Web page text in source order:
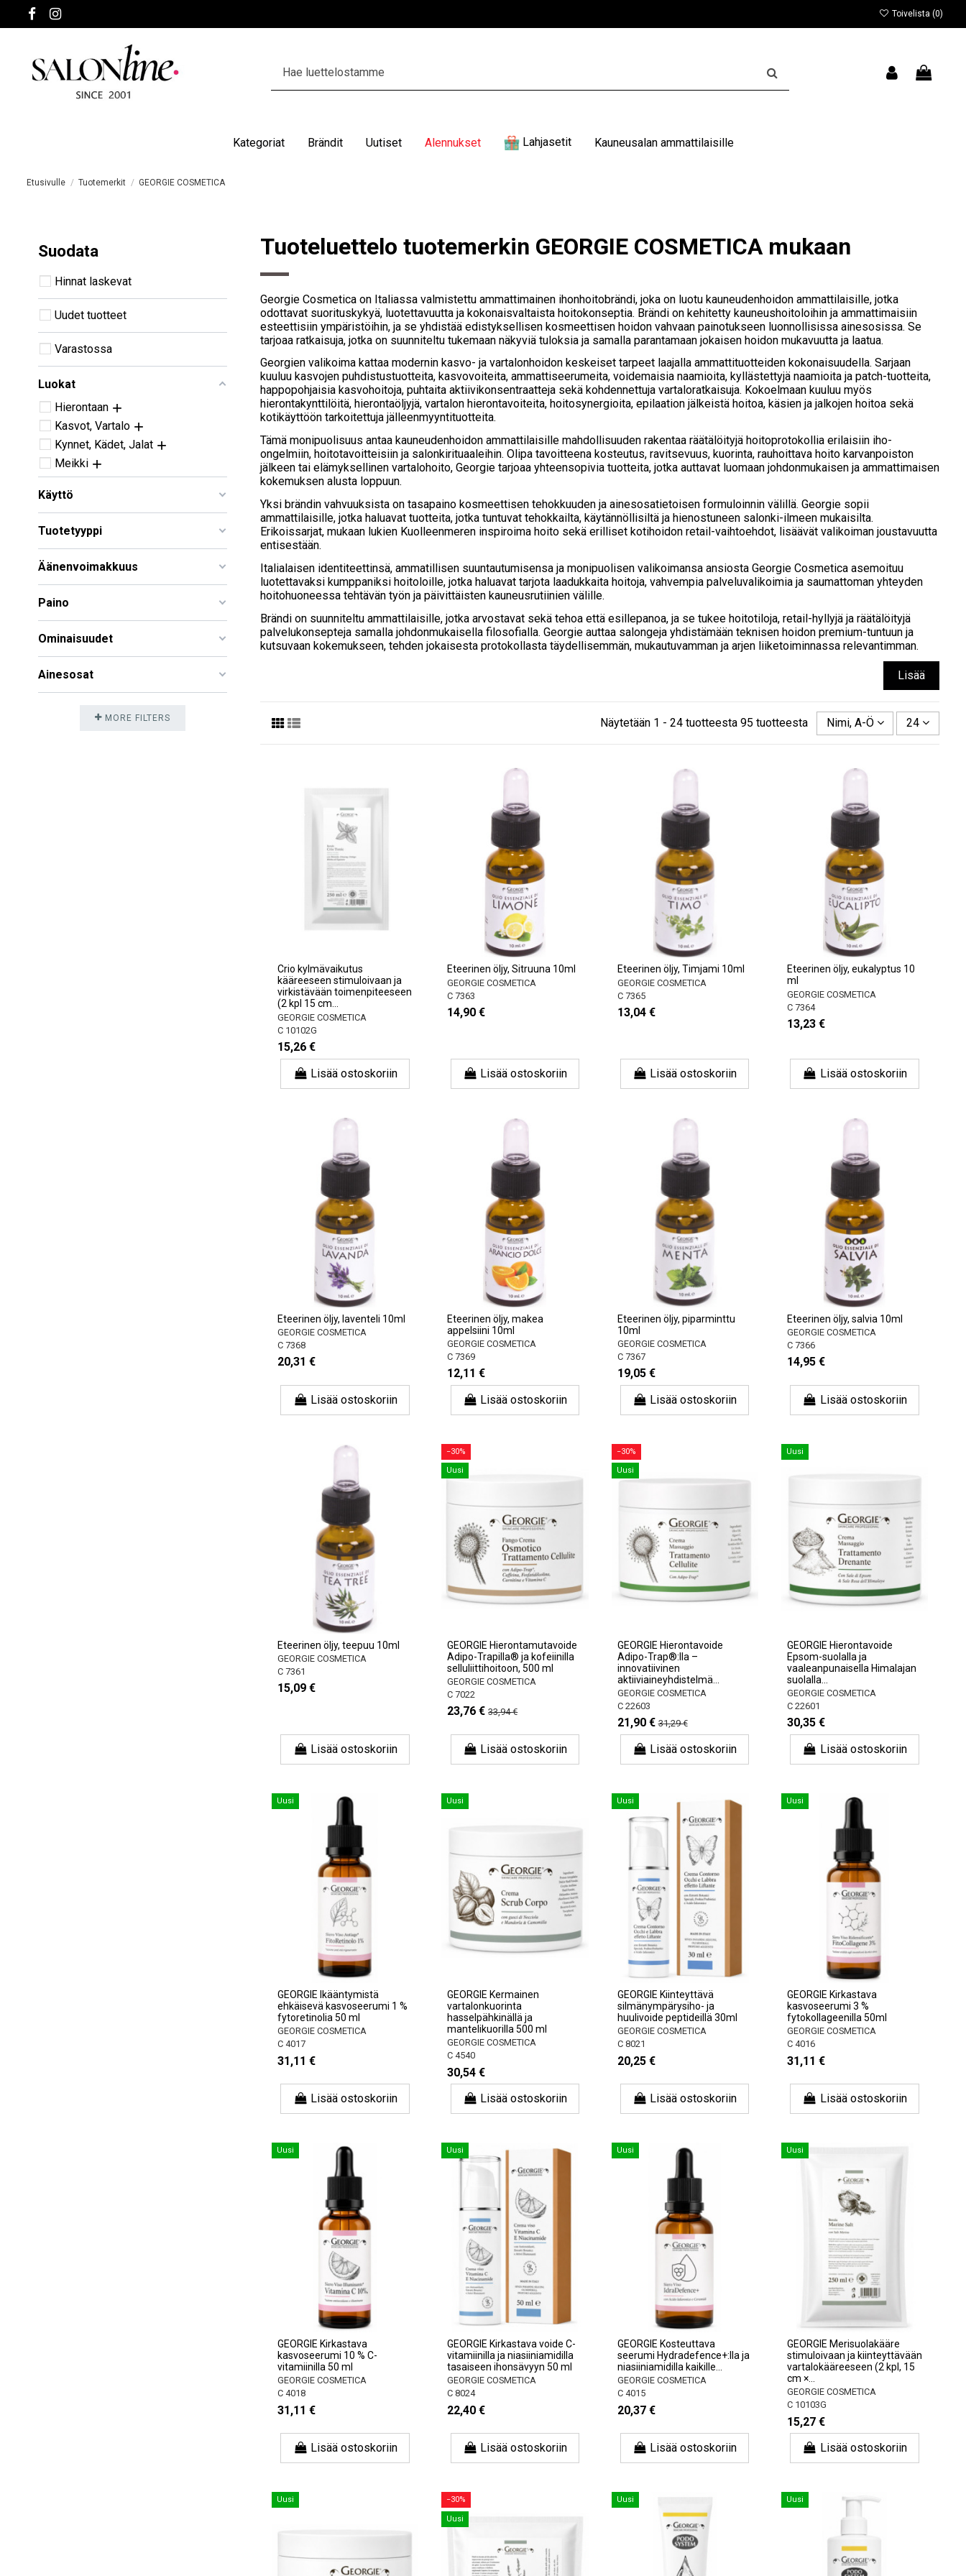
Toivelista (0)
Kategoriat Brändit Uutiset Alennukset Lahjasetit Kauneusalan ammattilaisille
Etusivulle Tuotemerkit GEORGIE COSMETICA
Tuoteluettelo tuotemerkin GEORGIE COSMETICA mukaan
Georgie Cosmetica on Italiassa valmistettu ammattimainen ihonhoitobrändi, joka on luotu kauneudenhoidon ammattilaisille, jotka
odottavat suorituskykyä, luotettavuutta ja kokonaisvaltaista hoitokonseptia. Brändi on kehitetty kauneushoitoloihin ja ammattimaisiin
esteettisiin ympäristöihin, ja se yhdistää edistyksellisen kosmeettisen hoidon vahvaan painotukseen luonnollisissa ainesosissa. Se
tarjoaa ratkaisuja, jotka on suunniteltu tukemaan näkyviä tuloksia ja samalla parantamaan jokaisen hoidon mukavuutta ja laatua.
Georgien valikoima kattaa modernin kasvo- ja vartalonhoidon keskeiset tarpeet laajalla ammattituotteiden kokonaisuudella. Sarjaan
kuuluu kasvojen puhdistustuotteita, kasvovoiteita, ammattiseerumeita, voidemaisia naamioita, kyllästettyjä naamioita ja patch-tuotteita,
happopohjaisia kasvohoitoja, puhtaita aktiivikonsentraatteja sekä kohdennettuja vartaloratkaisuja. Kokoelmaan kuuluu myös
hierontakynttilöitä, hierontaöljyjä, vartalon hierontavoiteita, hoitosynergioita, epilaation jälkeistä hoitoa, käsien ja jalkojen hoitoa sekä
kotikäyttöön tarkoitettuja jälleenmyyntituotteita.
Tämä monipuolisuus antaa kauneudenhoidon ammattilaisille mahdollisuuden rakentaa räätälöityjä hoitoprotokollia erilaisiin iho-
ongelmiin, hoitotavoitteisiin ja salonkirituaaleihin. Olipa tavoitteena kosteutus, ravitsevuus, kuorinta, rauhoittava hoito karvanpoiston
jälkeen tai elämyksellinen vartalohoito, Georgie tarjoaa yhteensopivia tuotteita, jotka auttavat luomaan johdonmukaisen ja ammattimaisen
kokemuksen alusta loppuun.
Yksi brändin vahvuuksista on tasapaino kosmeettisen tehokkuuden ja ainesosatietoisen formuloinnin välillä. Georgie sopii
ammattilaisille, jotka haluavat tuotteita, jotka tuntuvat tehokkailta, käytännöllisiltä ja hienostuneen salonki-ilmeen mukaisilta.
Erikoissarjat, mukaan lukien Kuolleenmeren inspiroima hoito sekä erilliset kotihoidon retail-vaihtoehdot, lisäävät valikoiman joustavuutta
entisestään.
Italialaisen identiteettinsä, ammatillisen suuntautumisensa ja monipuolisen valikoimansa ansiosta Georgie Cosmetica asemoituu
luotettavaksi kumppaniksi hoitoloille, jotka haluavat tarjota laadukkaita hoitoja, vahvempia palveluvalikoimia ja saumattoman yhteyden
hoitohuoneessa tehtävän työn ja päivittäisten kauneusrutiinien välille.
Brändi on suunniteltu ammattilaisille, jotka arvostavat sekä tehoa että esillepanoa, ja se tukee hoitotiloja, retail-hyllyjä ja räätälöityjä
palvelukonsepteja samalla johdonmukaisella filosofialla. Georgie auttaa salongeja yhdistämään teknisen hoidon premium-tuntuun ja
kutsuvaan kokemukseen, tehden jokaisesta protokollasta täydellisemmän, mukautuvamman ja arjen liiketoiminnassa relevantimman.
Lisää
Näytetään 1 - 24 tuotteesta 95 tuotteesta Nimi, A-Ö 24
Crio kylmävaikutus
kääreeseen stimuloivaan ja
virkistävään toimenpiteeseen
(2 kpl 15 cm...
GEORGIE COSMETICA
C 10102G
15,26 €
Lisää ostoskoriin
Eteerinen öljy, Sitruuna 10ml
GEORGIE COSMETICA
C 7363
14,90 €
Lisää ostoskoriin
Eteerinen öljy, Timjami 10ml
GEORGIE COSMETICA
C 7365
13,04 €
Lisää ostoskoriin
Eteerinen öljy, eukalyptus 10
ml
GEORGIE COSMETICA
C 7364
13,23 €
Lisää ostoskoriin
Eteerinen öljy, laventeli 10ml
GEORGIE COSMETICA
C 7368
20,31 €
Lisää ostoskoriin
Eteerinen öljy, makea
appelsiini 10ml
GEORGIE COSMETICA
C 7369
12,11 €
Lisää ostoskoriin
Eteerinen öljy, piparminttu
10ml
GEORGIE COSMETICA
C 7367
19,05 €
Lisää ostoskoriin
Eteerinen öljy, salvia 10ml
GEORGIE COSMETICA
C 7366
14,95 €
Lisää ostoskoriin
Eteerinen öljy, teepuu 10ml
GEORGIE COSMETICA
C 7361
15,09 €
Lisää ostoskoriin
−30%
Uusi
GEORGIE Hierontamutavoide
Adipo-Trapilla® ja kofeiinilla
selluliittihoitoon, 500 ml
GEORGIE COSMETICA
C 7022
23,76 € 33,94 €
Lisää ostoskoriin
−30%
Uusi
GEORGIE Hierontavoide
Adipo-Trap®:lla –
innovatiivinen
aktiiviaineyhdistelmä...
GEORGIE COSMETICA
C 22603
21,90 € 31,29 €
Lisää ostoskoriin
Uusi
GEORGIE Hierontavoide
Epsom-suolalla ja
vaaleanpunaisella Himalajan
suolalla...
GEORGIE COSMETICA
C 22601
30,35 €
Lisää ostoskoriin
Uusi
GEORGIE Ikääntymistä
ehkäisevä kasvoseerumi 1 %
fytoretinolia 50 ml
GEORGIE COSMETICA
C 4017
31,11 €
Lisää ostoskoriin
Uusi
GEORGIE Kermainen
vartalonkuorinta
hasselpähkinällä ja
mantelikuorilla 500 ml
GEORGIE COSMETICA
C 4540
30,54 €
Lisää ostoskoriin
Uusi
GEORGIE Kiinteyttävä
silmänympärysiho- ja
huulivoide peptideillä 30ml
GEORGIE COSMETICA
C 8021
20,25 €
Lisää ostoskoriin
Uusi
GEORGIE Kirkastava
kasvoseerumi 3 %
fytokollageenilla 50ml
GEORGIE COSMETICA
C 4016
31,11 €
Lisää ostoskoriin
Uusi
GEORGIE Kirkastava
kasvoseerumi 10 % C-
vitamiinilla 50 ml
GEORGIE COSMETICA
C 4018
31,11 €
Lisää ostoskoriin
Uusi
GEORGIE Kirkastava voide C-
vitamiinilla ja niasiiniamidilla
tasaiseen ihonsävyyn 50 ml
GEORGIE COSMETICA
C 8024
22,40 €
Lisää ostoskoriin
Uusi
GEORGIE Kosteuttava
seerumi Hydradefence+:lla ja
niasiiniamidilla kaikille...
GEORGIE COSMETICA
C 4015
20,37 €
Lisää ostoskoriin
Uusi
GEORGIE Merisuolakääre
stimuloivaan ja kiinteyttävään
vartalokääreeseen (2 kpl, 15
cm ×...
GEORGIE COSMETICA
C 10103G
15,27 €
Lisää ostoskoriin
Uusi −30%
Uusi
Uusi Uusi
Suodata
Hinnat laskevat
Uudet tuotteet
Varastossa
Luokat
Hierontaan
Kasvot, Vartalo
Kynnet, Kädet, Jalat
Meikki
Käyttö
Tuotetyyppi
Äänenvoimakkuus
Paino
Ominaisuudet
Ainesosat
MORE FILTERS